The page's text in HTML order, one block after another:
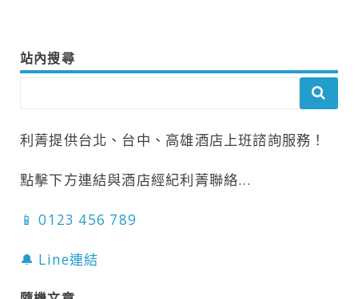
站內搜尋
利菁提供台北、台中、高雄酒店上班諮詢服務！
點擊下方連結與酒店經紀利菁聯絡...
📱 0123 456 789
🔔 Line連結